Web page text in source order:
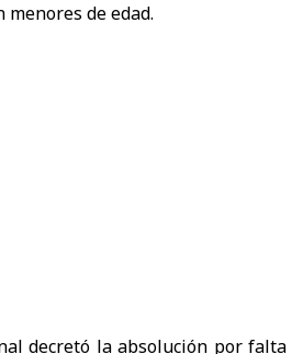
de edad.
decretó la absolución por falta